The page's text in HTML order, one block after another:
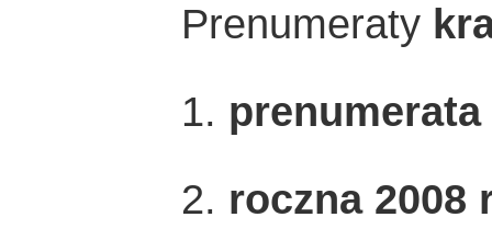
Prenumeraty
1.
2. roczna 2008